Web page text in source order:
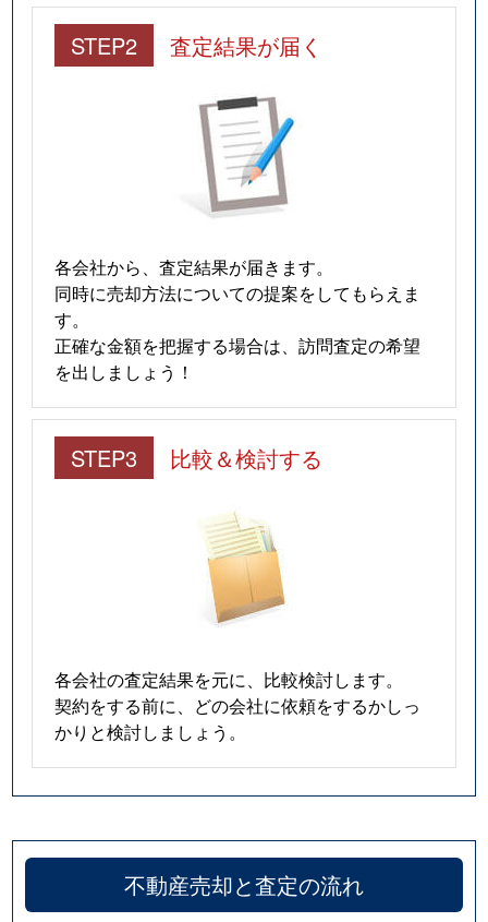
STEP2 査定結果が届く
各会社から、査定結果が届きます。
同時に売却方法についての提案をしてもらえま
す。
正確な金額を把握する場合は、訪問査定の希望
を出しましょう！
STEP3 比較＆検討する
各会社の査定結果を元に、比較検討します。
契約をする前に、どの会社に依頼をするかしっ
かりと検討しましょう。
不動産売却と査定の流れ